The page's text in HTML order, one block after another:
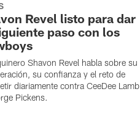
Revel listo para dar
paso con los
Shavon Revel habla sobre su
su confianza y el reto de
diariamente contra CeeDee Lamb
Pickens.